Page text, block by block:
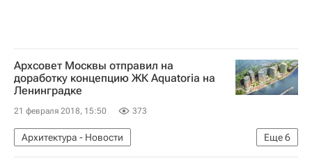
Архсовет Москвы отправил на
доработку концепцию ЖК Aquatoria на
Ленинградке
21 февраля 2018, 15:50 373
Еще6
Архитектура - Новости
Новости - Недвижимость
Москва